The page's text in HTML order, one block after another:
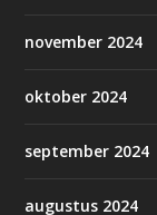
november 2024
oktober 2024
september 2024
augustus 2024